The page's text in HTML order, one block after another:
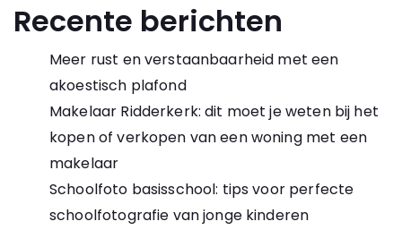
Recente berichten
Meer rust en verstaanbaarheid met een
akoestisch plafond
Makelaar Ridderkerk: dit moet je weten bij het
kopen of verkopen van een woning met een
makelaar
Schoolfoto basisschool: tips voor perfecte
schoolfotografie van jonge kinderen